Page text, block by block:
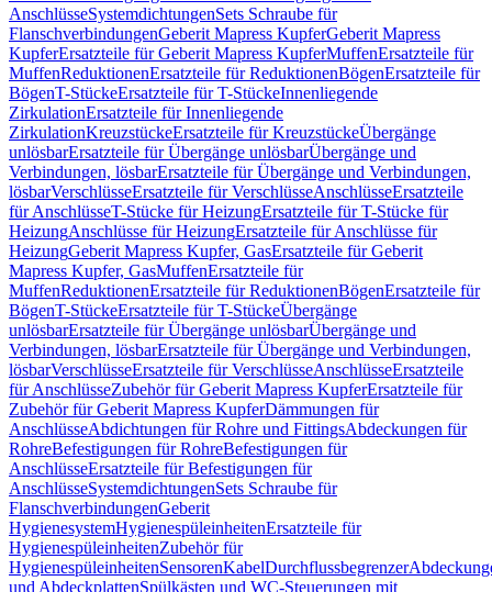
AnschlüsseSystemdichtungenSets Schraube für
FlanschverbindungenGeberit Mapress KupferGeberit Mapress
KupferErsatzteile für Geberit Mapress KupferMuffenErsatzteile für
MuffenReduktionenErsatzteile für ReduktionenBögenErsatzteile für
BögenT-StückeErsatzteile für T-StückeInnenliegende
ZirkulationErsatzteile für Innenliegende
ZirkulationKreuzstückeErsatzteile für KreuzstückeÜbergänge
unlösbarErsatzteile für Übergänge unlösbarÜbergänge und
Verbindungen, lösbarErsatzteile für Übergänge und Verbindungen,
lösbarVerschlüsseErsatzteile für VerschlüsseAnschlüsseErsatzteile
für AnschlüsseT-Stücke für HeizungErsatzteile für T-Stücke für
HeizungAnschlüsse für HeizungErsatzteile für Anschlüsse für
HeizungGeberit Mapress Kupfer, GasErsatzteile für Geberit
Mapress Kupfer, GasMuffenErsatzteile für
MuffenReduktionenErsatzteile für ReduktionenBögenErsatzteile für
BögenT-StückeErsatzteile für T-StückeÜbergänge
unlösbarErsatzteile für Übergänge unlösbarÜbergänge und
Verbindungen, lösbarErsatzteile für Übergänge und Verbindungen,
lösbarVerschlüsseErsatzteile für VerschlüsseAnschlüsseErsatzteile
für AnschlüsseZubehör für Geberit Mapress KupferErsatzteile für
Zubehör für Geberit Mapress KupferDämmungen für
AnschlüsseAbdichtungen für Rohre und FittingsAbdeckungen für
RohreBefestigungen für RohreBefestigungen für
AnschlüsseErsatzteile für Befestigungen für
AnschlüsseSystemdichtungenSets Schraube für
FlanschverbindungenGeberit
HygienesystemHygienespüleinheitenErsatzteile für
HygienespüleinheitenZubehör für
HygienespüleinheitenSensorenKabelDurchflussbegrenzer
und AbdeckplattenSpülkästen und WC-Steuerungen mit